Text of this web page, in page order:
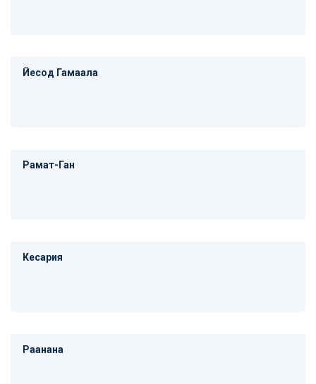
Йесод Гамаала
Рамат-Ган
Кесария
Раанана